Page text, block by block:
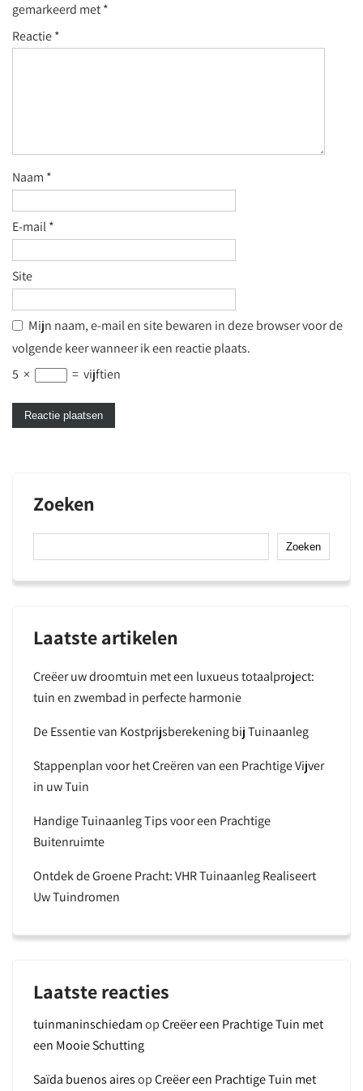
gemarkeerd met*
Reactie*
Naam *
E-mail*
Site
Mijn naam, e-mail en site bewaren in deze browser voor de
volgende keer wanneer ik een reactie plaats.
5 × = vijftien
Zoeken
Zoeken
Laatste artikelen
Creëer uw droomtuin met een luxueus totaalproject:
tuin en zwembad in perfecte harmonie
De Essentie van Kostprijsberekening bij Tuinaanleg
Stappenplan voor het Creëren van een Prachtige Vijver
in uw Tuin
Handige Tuinaanleg Tips voor een Prachtige
Buitenruimte
Ontdek de Groene Pracht: VHR Tuinaanleg Realiseert
Uw Tuindromen
Laatste reacties
tuinmaninschiedamopCreëer een Prachtige Tuin met
een Mooie Schutting
Saïda buenos airesopCreëer een Prachtige Tuin met